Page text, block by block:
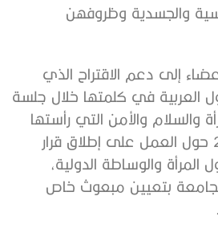
والجسدية وظروفهن
إلى دعم الاقتراح الذي
العربية في كلمتها خلال جلسة
والسلام والأمن التي رأستها
البانيا شهر يونيو 2022 حول العمل على إطلاق قرار
والوساطة الدولية،
بتعيين مبعوث خاص